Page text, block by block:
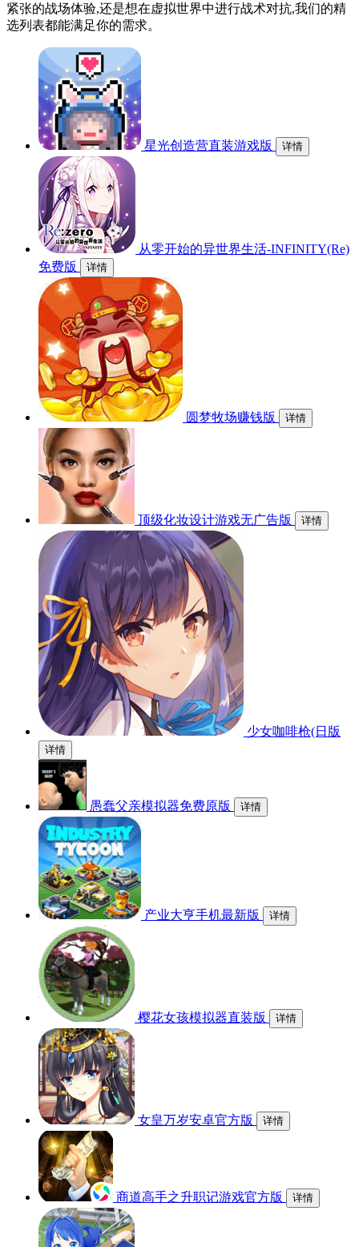
紧张的战场体验,还是想在虚拟世界中进行战术对抗,我们的精
选列表都能满足你的需求。
星光创造营直装游戏版 详情
从零开始的异世界生活-INFINITY(Re)
免费版
详情
圆梦牧场赚钱版 详情
顶级化妆设计游戏无广告版 详情
少女咖啡枪(日版
详情
愚蠢父亲模拟器免费原版 详情
产业大亨手机最新版 详情
樱花女孩模拟器直装版 详情
女皇万岁安卓官方版 详情
商道高手之升职记游戏官方版 详情